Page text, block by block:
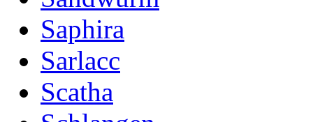
Saphira
Sarlacc
Scatha